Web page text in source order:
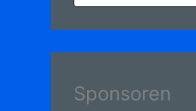
Sponsoren